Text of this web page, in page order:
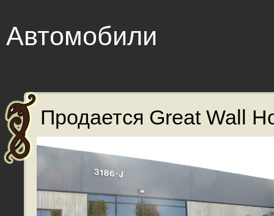
Автомобили
Продается Great Wall